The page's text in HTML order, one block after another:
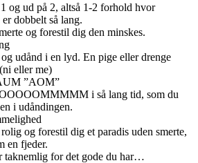
og ud på 2, altså 1-2 forhold hvor
dobbelt så lang.
og forestil dig den minskes.
udånd i en lyd. En pige eller drenge
eller me)
”AOM”
i så lang tid, som du
i udåndingen.
og forestil dig et paradis uden smerte,
en fjeder.
taknemlig for det gode du har…